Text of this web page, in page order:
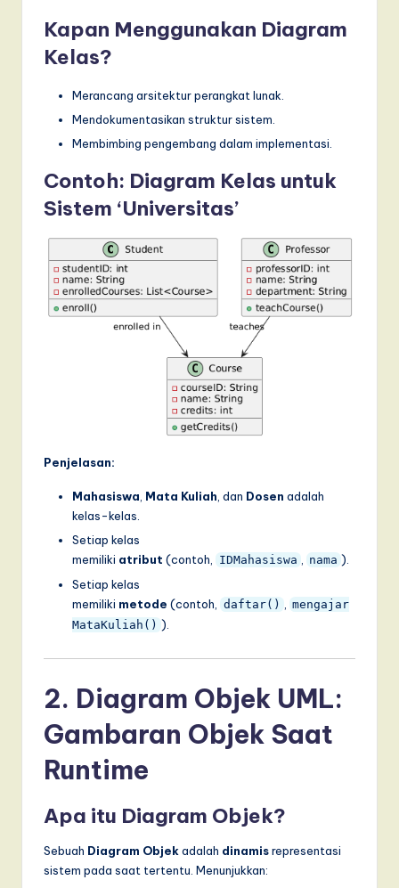
Kapan Menggunakan Diagram
Kelas?
Merancang arsitektur perangkat lunak.
Mendokumentasikan struktur sistem.
Membimbing pengembang dalam implementasi.
Contoh: Diagram Kelas untuk
Sistem ‘Universitas’
Penjelasan:
Mahasiswa Mata Kuliah , dan Dosen adalah
kelas-kelas.
Setiap kelas
memiliki atribut (contoh, IDMahasiswa , nama ).
Setiap kelas
memiliki metode (contoh, daftar() ,
mengajar
MataKuliah() ).
2. Diagram Objek UML:
Gambaran Objek Saat
Runtime
Apa itu Diagram Objek?
Sebuah Diagram Objekadalah dinamisrepresentasi
sistem pada saat tertentu. Menunjukkan: